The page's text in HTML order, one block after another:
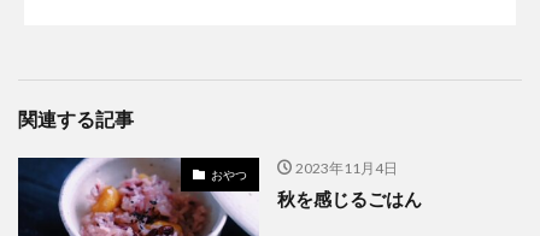
関連する記事
おやつ 2023年11月4日
秋を感じるごはん